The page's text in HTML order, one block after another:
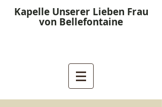
Kapelle Unserer Lieben Frau
von Bellefontaine